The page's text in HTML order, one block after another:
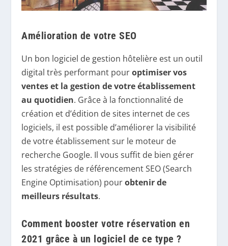
Amélioration de votre SEO
Un bon logiciel de gestion hôtelière est un outil
digital très performant pouroptimiser vos
ventes et la gestion de votre établissement
au quotidien. Grâce à la fonctionnalité de
création et d’édition de sites internet de ces
logiciels, il est possible d’améliorer la visibilité
de votre établissement sur le moteur de
recherche Google. Il vous suffit de bien gérer
les stratégies de référencement SEO (Search
Engine Optimisation) pourobtenir de
meilleurs résultats.
Comment booster votre réservation en
2021 grâce à un logiciel de ce type ?